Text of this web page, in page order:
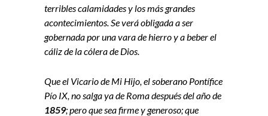
terribles calamidades y los más grandes
acontecimientos. Se verá obligada a ser
gobernada por una vara de hierro y a beber el
cáliz de la cólera de Dios.
Que el Vicario de Mi Hijo, el soberano Pontífice
Pío IX, no salga ya de Roma después del año de
1859; pero que sea firme y generoso; que